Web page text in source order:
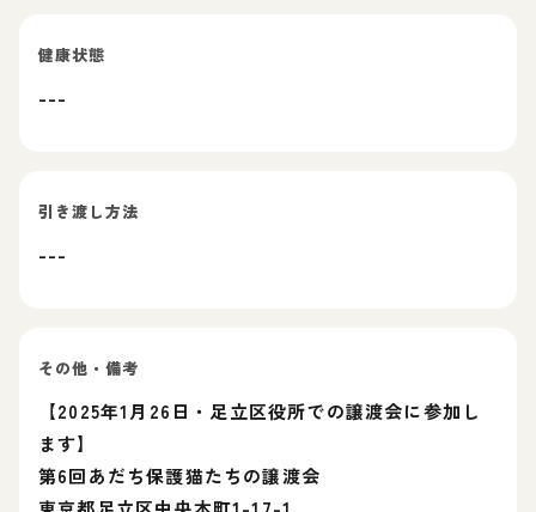
健康状態
---
引き渡し方法
---
その他・備考
【2025年1月26日・足立区役所での譲渡会に参加し
ます】
第6回あだち保護猫たちの譲渡会